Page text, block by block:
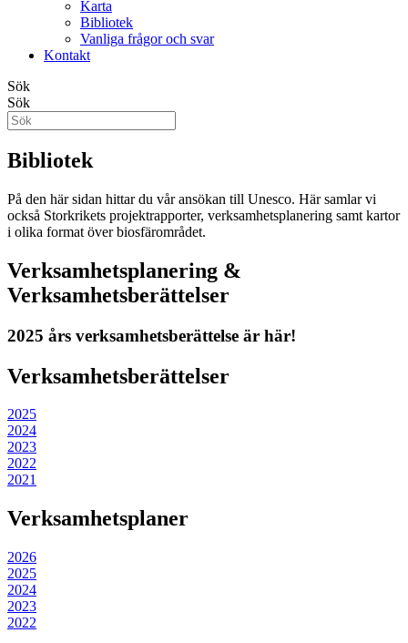
Karta
Bibliotek
Vanliga frågor och svar
Kontakt
Sök
Sök
Bibliotek
På den här sidan hittar du vår ansökan till Unesco. Här samlar vi
också Storkrikets projektrapporter, verksamhetsplanering samt kartor
i olika format över biosfärområdet.
Verksamhetsplanering &
Verksamhetsberättelser
2025 års verksamhetsberättelse är här!
Verksamhetsberättelser
2025
2024
2023
2022
2021
Verksamhetsplaner
2026
2025
2024
2023
2022